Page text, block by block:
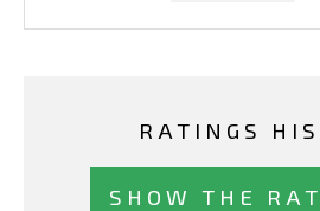
RATINGS
SHOW THE